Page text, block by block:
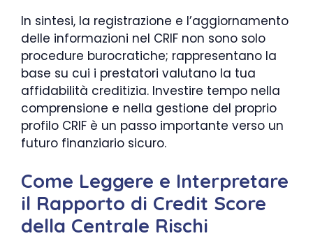
In sintesi, la registrazione e l’aggiornamento
delle informazioni nel CRIF non sono solo
procedure burocratiche; rappresentano la
base su cui i prestatori valutano la tua
affidabilità creditizia. Investire tempo nella
comprensione e nella gestione del proprio
profilo CRIF è un passo importante verso un
futuro finanziario sicuro.
Come Leggere e Interpretare
il Rapporto di Credit Score
della Centrale Rischi